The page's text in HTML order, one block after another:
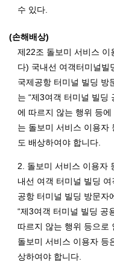
수 있다.
(손해배상)
제22조 돌보미 서비스 이
다) 국내선 여객터미널빌
국제공항 터미널 빌딩 방
는 “제3여객 터미널 빌딩
에 따르지 않는 행위 등
는 돌보미 서비스 이용자
도 배상하여야 합니다.
2. 돌보미 서비스 이용자
내선 여객 터미널 빌딩 여
공항 터미널 빌딩 방문자
“제3여객 터미널 빌딩 공
따르지 않는 행위 등으로
돌보미 서비스 이용자 등
상하여야 합니다.